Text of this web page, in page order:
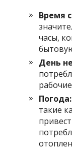
Время
часы,
День
Погода:
такие